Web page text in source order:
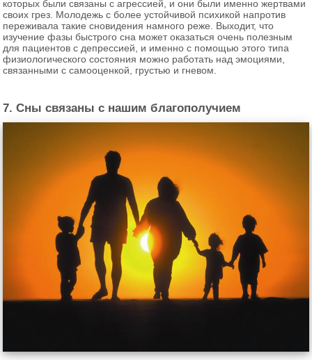
которых были связаны с агрессией, и они были именно жертвами
своих грез. Молодежь с более устойчивой психикой напротив
переживала такие сновидения намного реже. Выходит, что
изучение фазы быстрого сна может оказаться очень полезным
для пациентов с депрессией, и именно с помощью этого типа
физиологического состояния можно работать над эмоциями,
связанными с самооценкой, грустью и гневом.
7. Сны связаны с нашим благополучием